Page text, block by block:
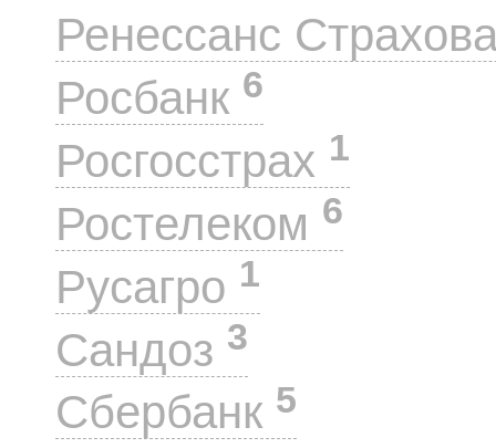
Ренессанс
Росбанк 6
Росгосстрах 1
Ростелеком 6
Русагро 1
Сандоз 3
Сбербанк 5